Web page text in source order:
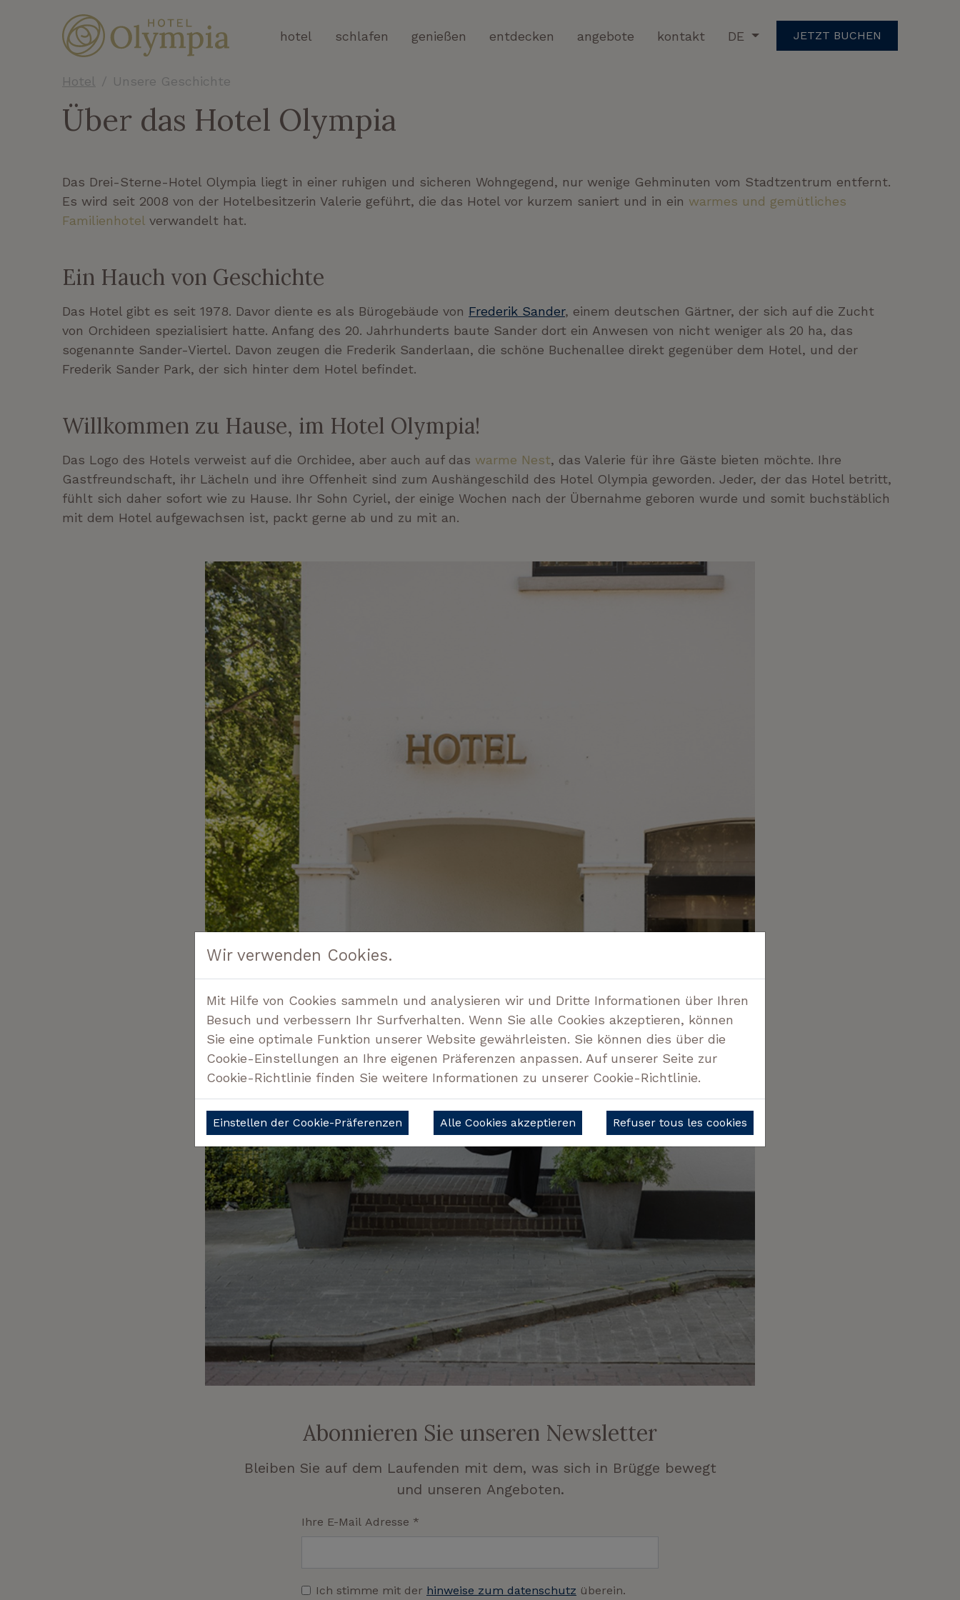
hotel schlafen genießen entdecken angebote kontakt DE JETZT BUCHEN
Hotel Unsere Geschichte
Über das Hotel Olympia
Das Drei-Sterne-Hotel Olympia liegt in einer ruhigen und sicheren Wohngegend, nur wenige Gehminuten vom Stadtzentrum entfernt.
Es wird seit 2008 von der Hotelbesitzerin Valerie geführt, die das Hotel vor kurzem saniert und in ein warmes und gemütliches
Familienhotel verwandelt hat.
Ein Hauch von Geschichte
Das Hotel gibt es seit 1978. Davor diente es als Bürogebäude von Frederik Sander, einem deutschen Gärtner, der sich auf die Zucht
von Orchideen spezialisiert hatte. Anfang des 20. Jahrhunderts baute Sander dort ein Anwesen von nicht weniger als 20 ha, das
sogenannte Sander-Viertel. Davon zeugen die Frederik Sanderlaan, die schöne Buchenallee direkt gegenüber dem Hotel, und der
Frederik Sander Park, der sich hinter dem Hotel befindet.
Willkommen zu Hause, im Hotel Olympia!
Das Logo des Hotels verweist auf die Orchidee, aber auch auf das warme Nest, das Valerie für ihre Gäste bieten möchte. Ihre
Gastfreundschaft, ihr Lächeln und ihre Offenheit sind zum Aushängeschild des Hotel Olympia geworden. Jeder, der das Hotel betritt,
fühlt sich daher sofort wie zu Hause. Ihr Sohn Cyriel, der einige Wochen nach der Übernahme geboren wurde und somit buchstäblich
mit dem Hotel aufgewachsen ist, packt gerne ab und zu mit an.
Abonnieren Sie unseren Newsletter
Bleiben Sie auf dem Laufenden mit dem, was sich in Brügge bewegt
und unseren Angeboten.
Ihre E-Mail Adresse *
Ich stimme mit der hinweise zum datenschutz überein.
Wir verwenden Cookies.
Mit Hilfe von Cookies sammeln und analysieren wir und Dritte Informationen über Ihren
Besuch und verbessern Ihr Surfverhalten. Wenn Sie alle Cookies akzeptieren, können
Sie eine optimale Funktion unserer Website gewährleisten. Sie können dies über die
Cookie-Einstellungen an Ihre eigenen Präferenzen anpassen. Auf unserer Seite zur
Cookie-Richtlinie finden Sie weitere Informationen zu unserer Cookie-Richtlinie.
Einstellen der Cookie-Präferenzen Refuser tous les cookies